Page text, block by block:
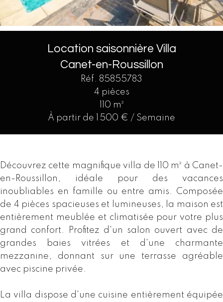
Location saisonnière Villa
Canet-en-Roussillon
Réf. 85855783
4 pièces
110 m²
À partir de 1 500 € / Semaine
Découvrez cette magnifique villa de 110 m² à Canet-
en-Roussillon, idéale pour des vacances
inoubliables en famille ou entre amis. Composée
de 4 pièces spacieuses et lumineuses, la maison est
entièrement meublée et climatisée pour votre plus
grand confort. Profitez d'un salon ouvert avec de
grandes baies vitrées et d'une charmante
mezzanine, donnant sur une terrasse agréable
avec piscine privée.
La villa dispose d'une cuisine entièrement équipée